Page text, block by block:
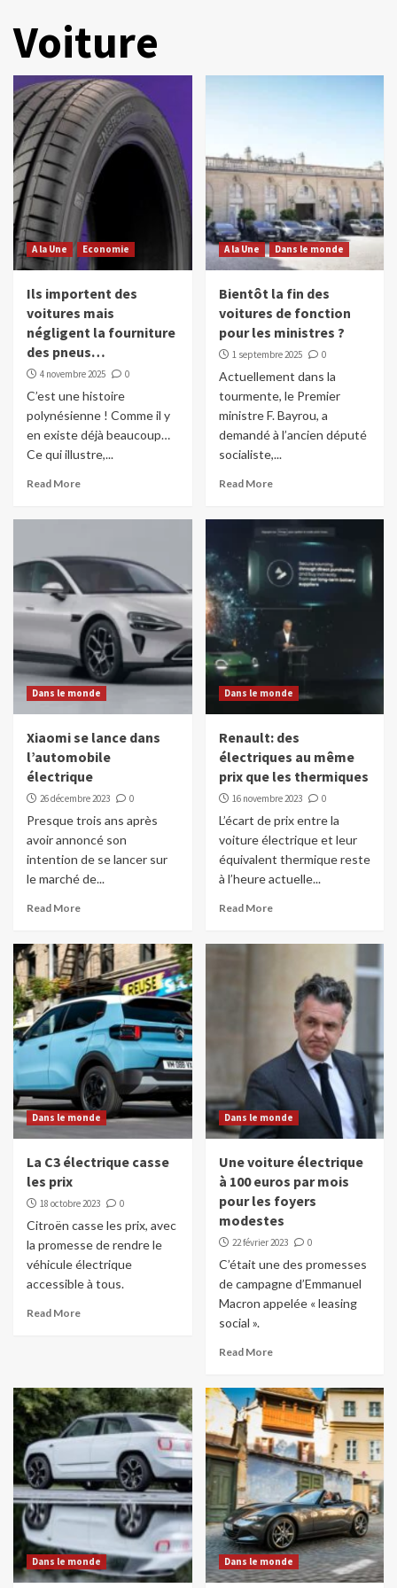
Voiture
A la Une Economie
Ils importent des
voitures mais
négligent la fourniture
des pneus…
4 novembre 2025 0
C’est une histoire
polynésienne ! Comme il y
en existe déjà beaucoup…
Ce qui illustre,...
Read More
A la Une Dans le monde
Bientôt la fin des
voitures de fonction
pour les ministres ?
1 septembre 2025 0
Actuellement dans la
tourmente, le Premier
ministre F. Bayrou, a
demandé à l’ancien député
socialiste,...
Read More
Dans le monde
Xiaomi se lance dans
l’automobile
électrique
26 décembre 2023 0
Presque trois ans après
avoir annoncé son
intention de se lancer sur
le marché de...
Read More
Dans le monde
Renault: des
électriques au même
prix que les thermiques
16 novembre 2023 0
L’écart de prix entre la
voiture électrique et leur
équivalent thermique reste
à l’heure actuelle...
Read More
Dans le monde
La C3 électrique casse
les prix
18 octobre 2023 0
Citroën casse les prix, avec
la promesse de rendre le
véhicule électrique
accessible à tous.
Read More
Dans le monde
Une voiture électrique
à 100 euros par mois
pour les foyers
modestes
22 février 2023 0
C’était une des promesses
de campagne d’Emmanuel
Macron appelée « leasing
social ».
Read More
Dans le monde Dans le monde